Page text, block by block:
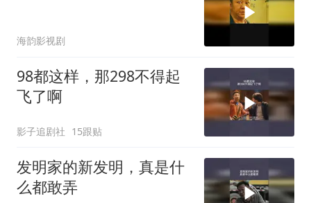
海韵影视剧
98都这样，那298不得起
飞了啊
影子追剧社 15跟贴
发明家的新发明，真是什
么都敢弄